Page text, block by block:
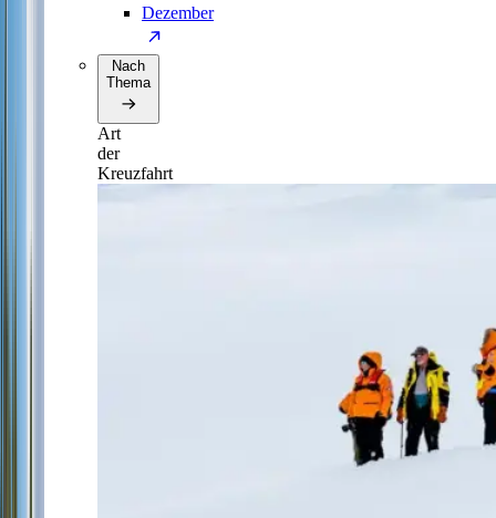
Dezember
Nach
Thema
Art
der
Kreuzfahrt